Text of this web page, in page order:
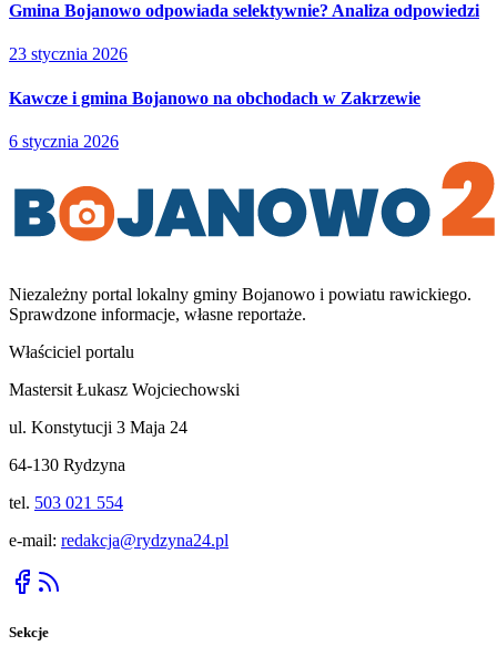
Gmina Bojanowo odpowiada selektywnie? Analiza odpowiedzi
23 stycznia 2026
Kawcze i gmina Bojanowo na obchodach w Zakrzewie
6 stycznia 2026
Niezależny portal lokalny gminy Bojanowo i powiatu rawickiego.
Sprawdzone informacje, własne reportaże.
Właściciel portalu
Mastersit Łukasz Wojciechowski
ul. Konstytucji 3 Maja 24
64-130 Rydzyna
tel. 503 021 554
e-mail: redakcja@rydzyna24.pl
Sekcje